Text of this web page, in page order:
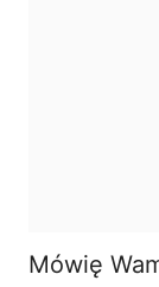
Mówię